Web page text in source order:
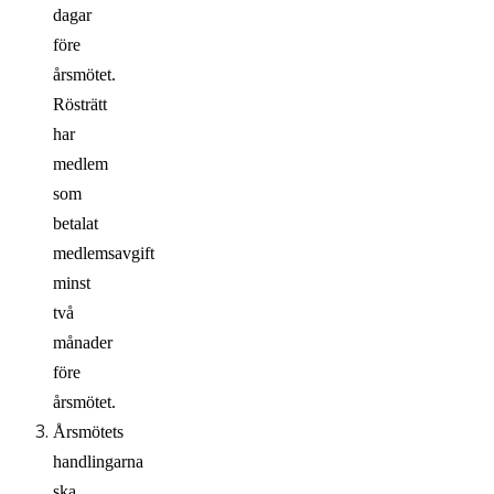
dagar
före
årsmötet.
Rösträtt
har
medlem
som
betalat
medlemsavgift
minst
två
månader
före
årsmötet.
Årsmötets
handlingarna